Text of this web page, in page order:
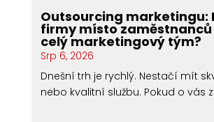
Outsourcing marketingu:
firmy místo
celý marketingový tým?
Srp 6, 2026
Dnešní trh je rychlý. Nestačí mít
nebo kvalitní službu. Pokud o vás